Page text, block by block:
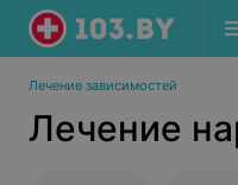
Лечение зависимостей
Лечение